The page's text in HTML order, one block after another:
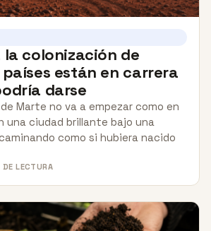
la colonización de
están en carrera
darse
Marte no va a empezar como en
una ciudad brillante bajo una
como si hubiera nacido
LECTURA